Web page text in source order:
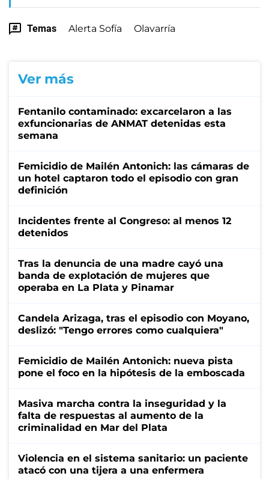
Temas Alerta Sofía Olavarría
Ver más
Fentanilo contaminado: excarcelaron a las
exfuncionarias de ANMAT detenidas esta
semana
Femicidio de Mailén Antonich: las cámaras de
un hotel captaron todo el episodio con gran
definición
Incidentes frente al Congreso: al menos 12
detenidos
Tras la denuncia de una madre cayó una
banda de explotación de mujeres que
operaba en La Plata y Pinamar
Candela Arizaga, tras el episodio con Moyano,
deslizó: "Tengo errores como cualquiera"
Femicidio de Mailén Antonich: nueva pista
pone el foco en la hipótesis de la emboscada
Masiva marcha contra la inseguridad y la
falta de respuestas al aumento de la
criminalidad en Mar del Plata
Violencia en el sistema sanitario: un paciente
atacó con una tijera a una enfermera